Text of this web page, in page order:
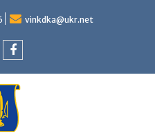
vinkdka@ukr.net